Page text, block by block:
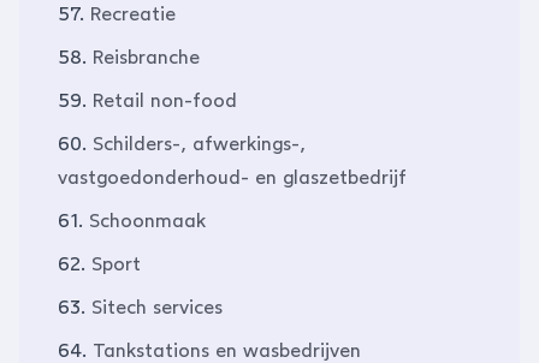
57. Recreatie
58. Reisbranche
59. Retail non-food
60. Schilders-, afwerkings-,
vastgoedonderhoud- en glaszetbedrijf
61. Schoonmaak
62. Sport
63. Sitech services
64. Tankstations en wasbedrijven